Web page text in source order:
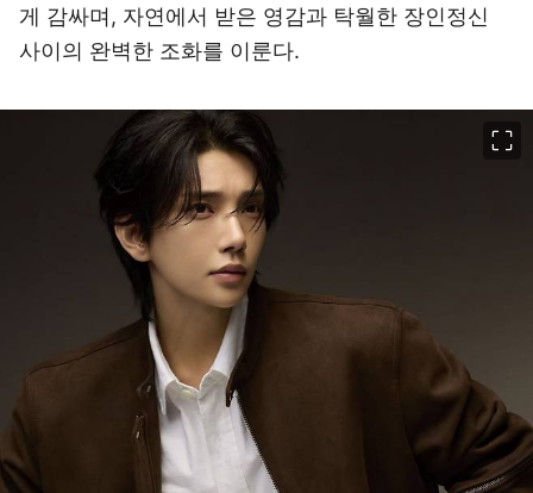
게 감싸며, 자연에서 받은 영감과 탁월한 장인정신
사이의 완벽한 조화를 이룬다.